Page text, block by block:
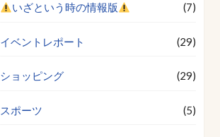
いざという時の情報版 (7)
イベントレポート (29)
ショッピング (29)
スポーツ (5)